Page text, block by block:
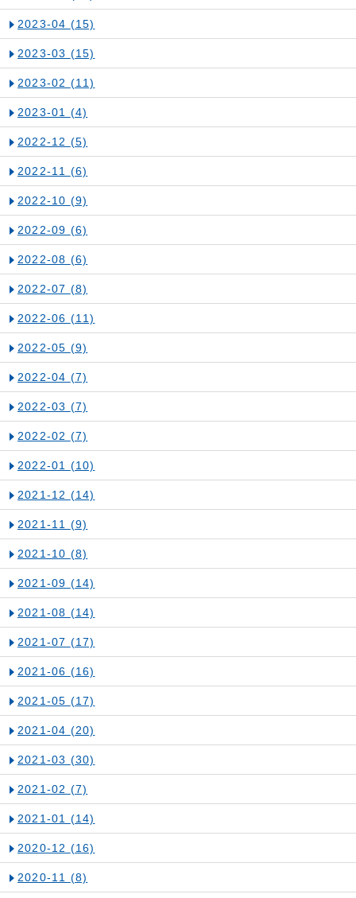
2023-04 (15)
2023-03 (15)
2023-02 (11)
2023-01 (4)
2022-12 (5)
2022-11 (6)
2022-10 (9)
2022-09 (6)
2022-08 (6)
2022-07 (8)
2022-06 (11)
2022-05 (9)
2022-04 (7)
2022-03 (7)
2022-02 (7)
2022-01 (10)
2021-12 (14)
2021-11 (9)
2021-10 (8)
2021-09 (14)
2021-08 (14)
2021-07 (17)
2021-06 (16)
2021-05 (17)
2021-04 (20)
2021-03 (30)
2021-02 (7)
2021-01 (14)
2020-12 (16)
2020-11 (8)